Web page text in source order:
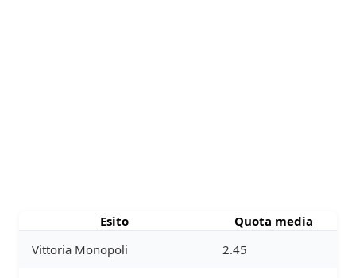
Esito
Quota media
Vittoria Monopoli
2.45